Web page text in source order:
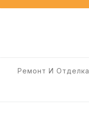
Ремонт И Отделка